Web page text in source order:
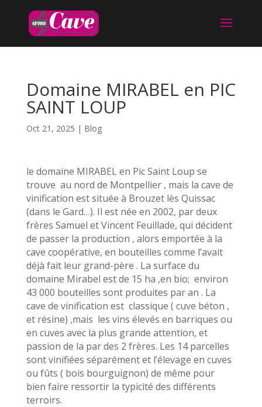
Domaine MIRABEL en PIC
SAINT LOUP
Oct 21, 2025 | Blog
le domaine MIRABEL en Pic Saint Loup se
trouve au nord de Montpellier , mais la cave de
vinification est située à Brouzet lès Quissac
(dans le Gard…). Il est née en 2002, par deux
frères Samuel et Vincent Feuillade, qui décident
de passer la production , alors emportée à la
cave coopérative, en bouteilles comme l’avait
déjà fait leur grand-père . La surface du
domaine Mirabel est de 15 ha ,en bio; environ
43 000 bouteilles sont produites par an . La
cave de vinification est classique ( cuve béton ,
et résine) ,mais les vins élevés en barriques ou
en cuves avec la plus grande attention, et
passion de la par des 2 frères. Les 14 parcelles
sont vinifiées séparément et l’élevage en cuves
ou fûts ( bois bourguignon) de même pour
bien faire ressortir la typicité des différents
terroirs.